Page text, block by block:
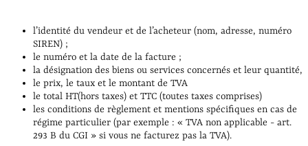
l’identité du vendeur et de l’acheteur (nom, adresse, numéro
SIREN) ;
le numéro et la date de la facture ;
la désignation des biens ou services concernés et leur quantité,
le prix, le taux et le montant de TVA
le total HT(hors taxes) et TTC (toutes taxes comprises)
les conditions de règlement et mentions spécifiques en cas de
régime particulier (par exemple : « TVA non applicable - art.
293 B du CGI » si vous ne facturez pas la TVA).